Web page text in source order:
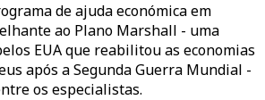
de ajuda económica em
ao Plano Marshall - uma
EUA que reabilitou as economias
após a Segunda Guerra Mundial -
os especialistas.